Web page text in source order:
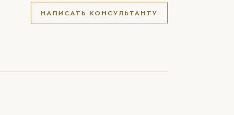
НАПИСАТЬ КОНСУЛЬТАНТУ